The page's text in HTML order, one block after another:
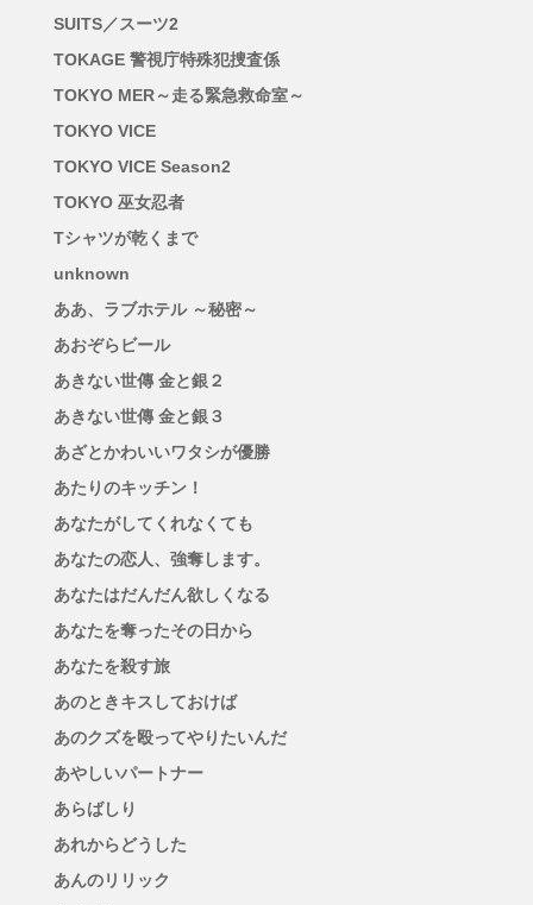
SUITS／スーツ2
TOKAGE 警視庁特殊犯捜査係
TOKYO MER～走る緊急救命室～
TOKYO VICE
TOKYO VICE Season2
TOKYO 巫女忍者
Tシャツが乾くまで
unknown
ああ、ラブホテル ～秘密～
あおぞらビール
あきない世傳 金と銀２
あきない世傳 金と銀３
あざとかわいいワタシが優勝
あたりのキッチン！
あなたがしてくれなくても
あなたの恋人、強奪します。
あなたはだんだん欲しくなる
あなたを奪ったその日から
あなたを殺す旅
あのときキスしておけば
あのクズを殴ってやりたいんだ
あやしいパートナー
あらばしり
あれからどうした
あんのリリック